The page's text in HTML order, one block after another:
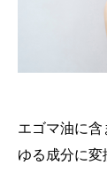
エゴマ油に
ゆる成分に